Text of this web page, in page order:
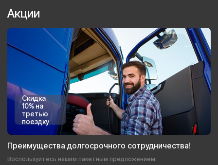
Акции
Скидка
10% на
третью
поездку
Преимущества долгосрочного сотрудничества!
Воспользуйтесь нашим пакетным предложением: